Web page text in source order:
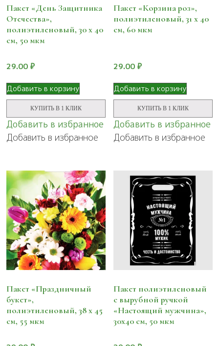
Пакет «День Защитника
Отечества»,
полиэтиленовый, 30 х 40
см, 50 мкм
29.00 ₽
Добавить в корзину
КУПИТЬ В 1 КЛИК
Добавить в избранное
Добавить в избранное
Пакет «Корзина роз»,
полиэтиленовый, 31 х 40
см, 60 мкм
29.00₽
Добавить в корзину
КУПИТЬ В 1 КЛИК
Добавить в избранное
Добавить в избранное
Пакет «Праздничный
букет»,
полиэтиленовый, 38 х 45
см, 55 мкм
Пакет полиэтиленовый
с вырубной ручкой
«Настоящий мужчина»,
30х40 см, 50 мкм